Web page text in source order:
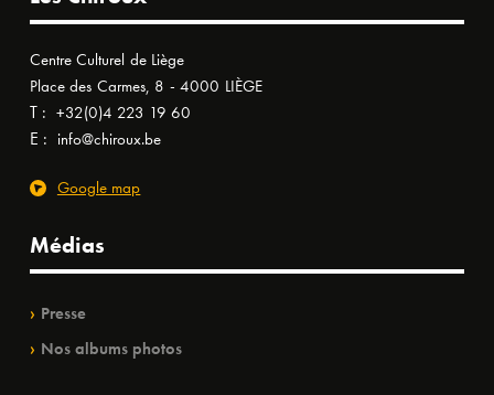
Centre Culturel de Liège
Place des Carmes, 8 - 4000 LIÈGE
T : +32(0)4 223 19 60
E : info@chiroux.be
Google map
Médias
Presse
Nos albums photos